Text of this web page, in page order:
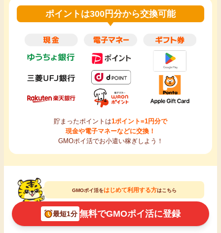
ポイントは300円分から交換可能
貯まったポイントは1ポイント=1円分で
現金や電子マネーなどに交換！
GMOポイ活でお小遣い稼ぎしよう！
GMOポイ活をはじめて利用する方はこちら
最短1分 無料でGMOポイ活に登録